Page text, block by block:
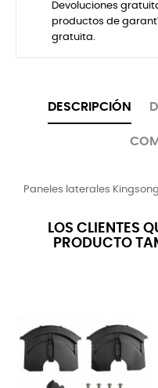
Devoluciones
productos de
gratuita.
DESCRIPCIÓN
Paneles laterales
LOS CLIENTES
PRODUCTO